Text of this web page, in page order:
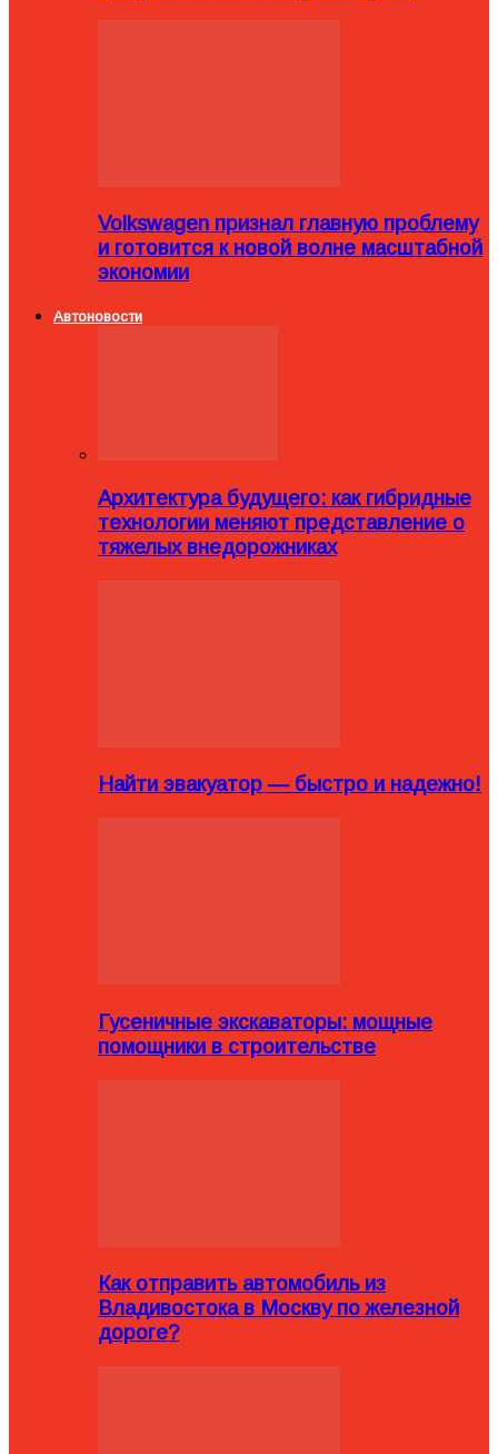
Volkswagen признал главную проблему
и готовится к новой волне масштабной
экономии
Автоновости
Архитектура будущего: как гибридные
технологии меняют представление о
тяжелых внедорожниках
Найти эвакуатор — быстро и надежно!
Гусеничные экскаваторы: мощные
помощники в строительстве
Как отправить автомобиль из
Владивостока в Москву по железной
дороге?